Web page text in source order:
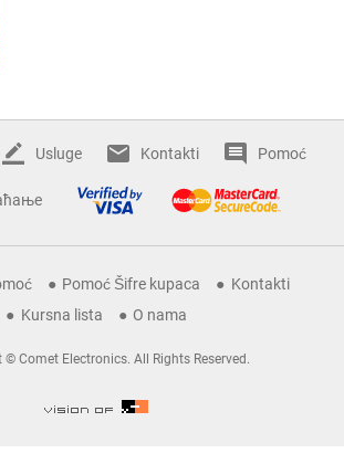
Usluge Kontakti Pomoć
Pomoć Šifre kupaca
Kontakti
Kursna lista
O nama
© Comet Electronics. All Rights Reserved.